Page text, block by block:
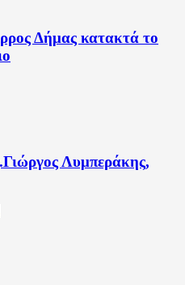
Δήμας κατακτά το
Λυμπεράκης,